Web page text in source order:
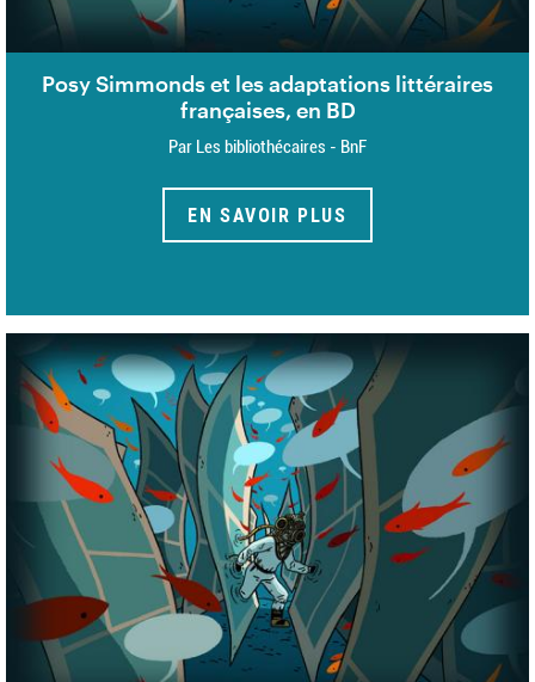
Posy Simmonds et les adaptations littéraires
françaises, en BD
Par Les bibliothécaires - BnF
EN SAVOIR PLUS